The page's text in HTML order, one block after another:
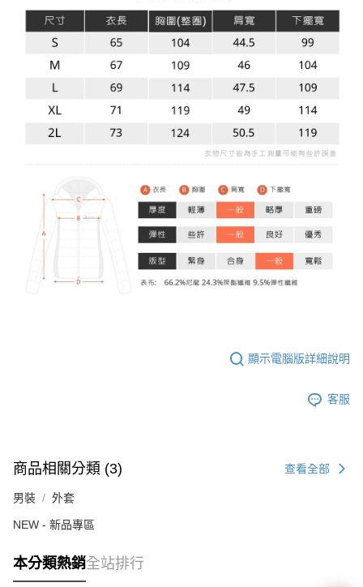
顯示電腦版詳細說明
客服
商品相關分類 (3) 查看全部
男裝 外套
NEW - 新品專區
本分類熱銷全站排行